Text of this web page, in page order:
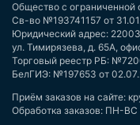
Общество с ограниченной
Св-во №193741157 от
Юридический адрес:
ул. Тимирязева, д. 65А,
Торговый реестр РБ:
БелГИЭ: №197653 от
Приём заказов на сайте:
Обработка заказов: ПН-ВС